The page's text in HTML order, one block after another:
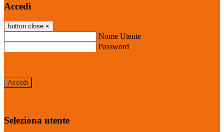
Accedi
button close ×
Nome Utente
Password
-
Seleziona utente